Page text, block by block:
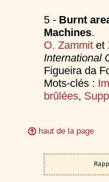
5 - Burnt
Machines.
O. Zammitet
International
Figueira da
Mots-clés :
brûlées,
haut de la page